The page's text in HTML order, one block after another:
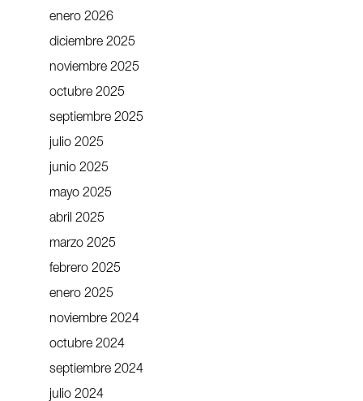
enero 2026
diciembre 2025
noviembre 2025
octubre 2025
septiembre 2025
julio 2025
junio 2025
mayo 2025
abril 2025
marzo 2025
febrero 2025
enero 2025
noviembre 2024
octubre 2024
septiembre 2024
julio 2024